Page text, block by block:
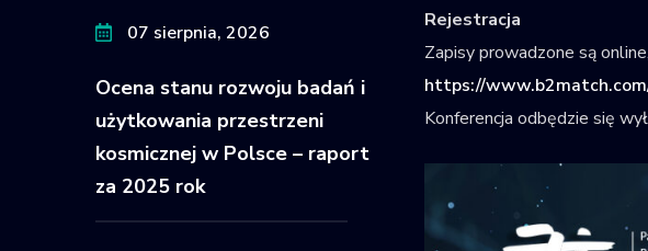
07 sierpnia, 2026
Ocena stanu rozwoju badań i
użytkowania przestrzeni
kosmicznej w Polsce – raport
za 2025 rok
Rejestracja
Zapisy prowadzone są
https://
Konferencja odbędzie się